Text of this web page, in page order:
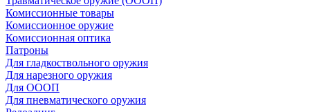
Комиссионные товары
Комиссионное оружие
Комиссионная оптика
Патроны
Для гладкоствольного оружия
Для нарезного оружия
Для ОООП
Для пневматического оружия